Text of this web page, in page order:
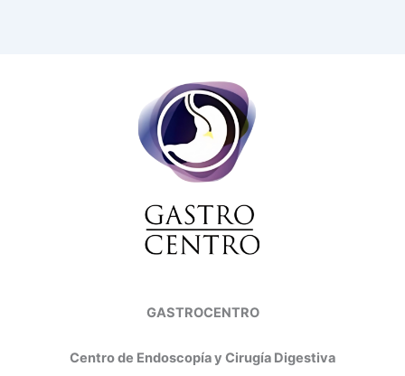
GASTROCENTRO
Centro de Endoscopía y Cirugía Digestiva